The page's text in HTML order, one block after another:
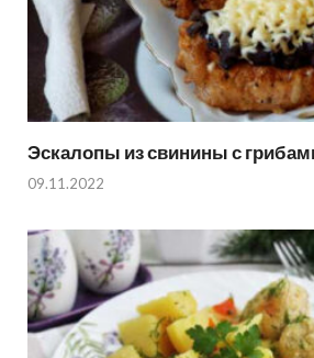
Эскалопы из свинины с
09.11.2022